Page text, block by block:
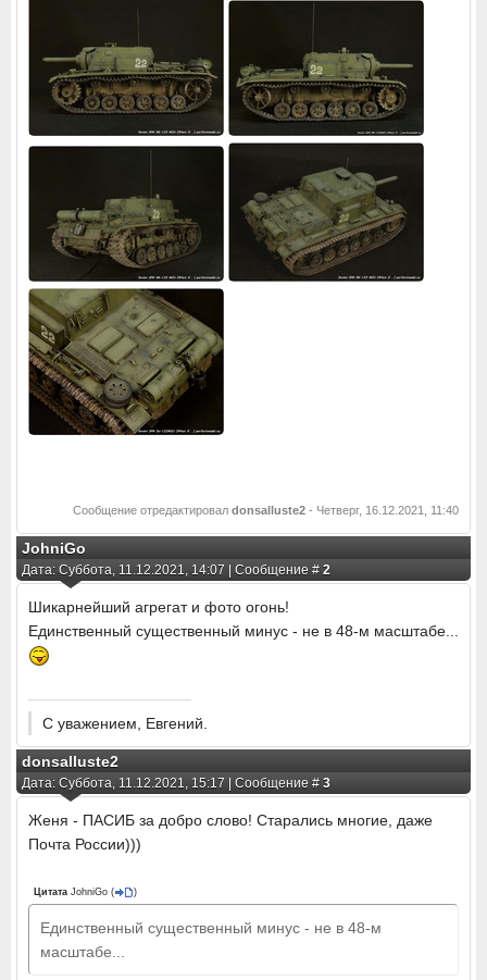
Сообщение отредактировал donsalluste2 - Четверг, 16.12.2021, 11:40
JohniGo
Дата: Суббота, 11.12.2021, 14:07 | Сообщение # 2
Шикарнейший агрегат и фото огонь!
Единственный существенный минус - не в 48-м масштабе...
С уважением, Евгений.
donsalluste2
Дата: Суббота, 11.12.2021, 15:17 | Сообщение # 3
Женя - ПАСИБ за добро слово! Старались многие, даже
Почта России)))
Цитата JohniGo ( )
Единственный существенный минус - не в 48-м
масштабе...